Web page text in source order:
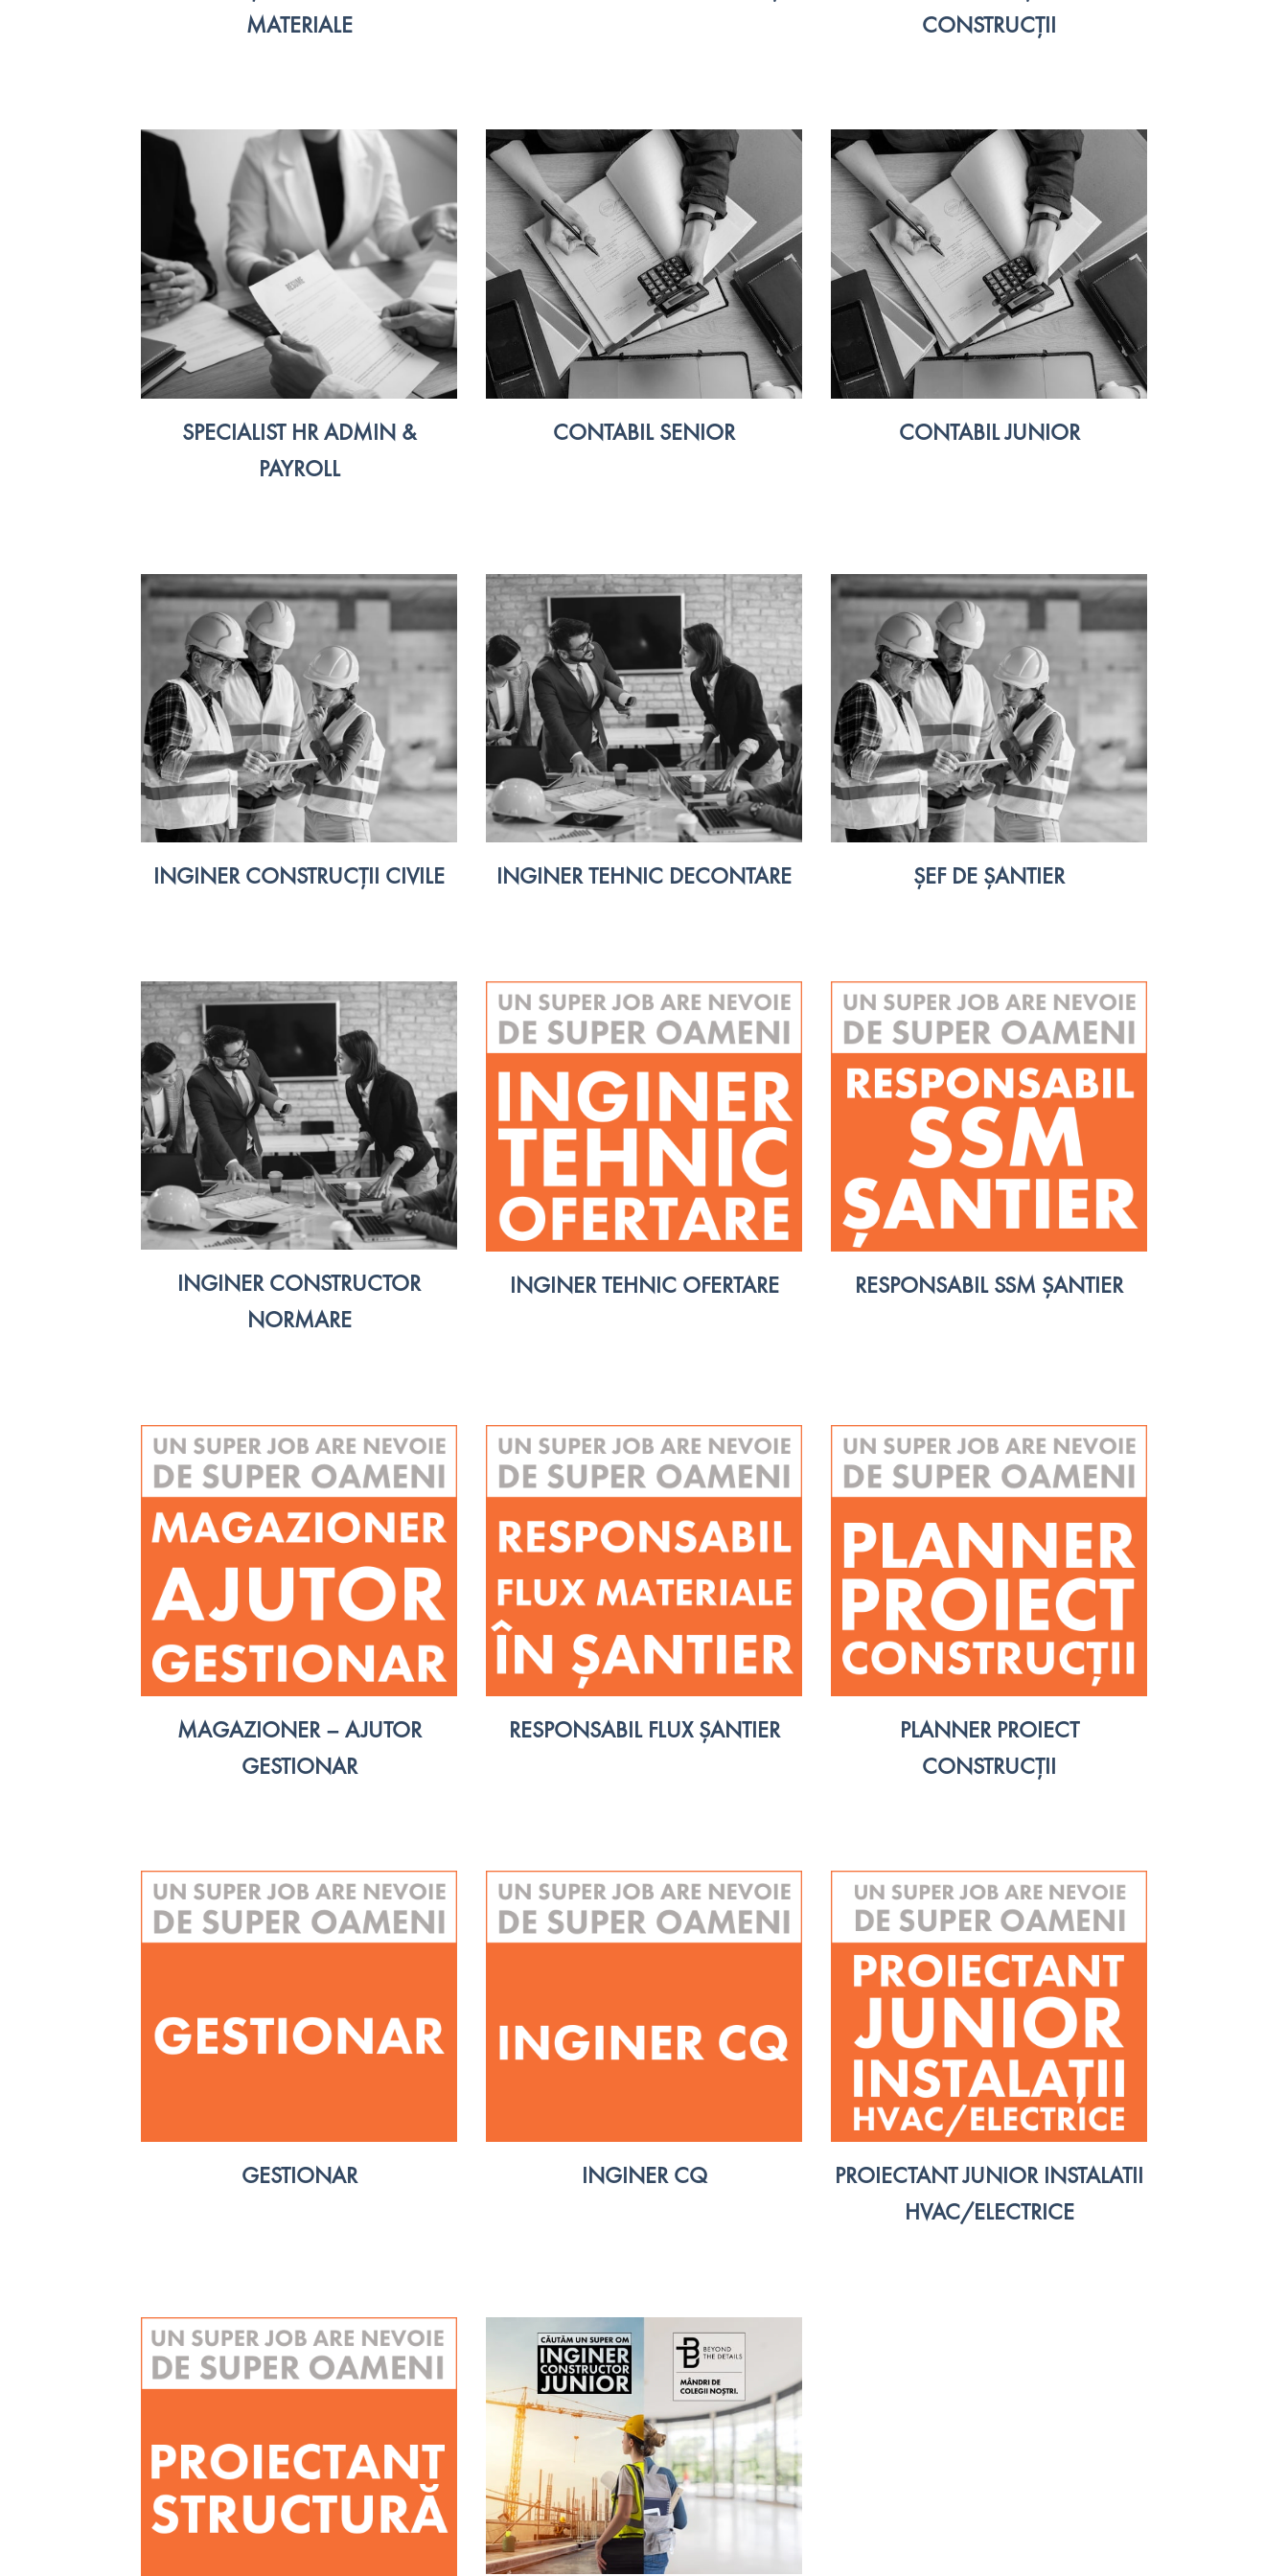
MATERIALE
CONSTRUCȚII
SPECIALIST HR ADMIN &
PAYROLL
CONTABIL SENIOR CONTABIL JUNIOR
INGINER CONSTRUCȚII CIVILE INGINER TEHNIC DECONTARE ȘEF DE ȘANTIER
INGINER CONSTRUCTOR
NORMARE
INGINER TEHNIC OFERTARE RESPONSABIL SSM ȘANTIER
MAGAZIONER – AJUTOR
GESTIONAR
RESPONSABIL FLUX ȘANTIER
PLANNER PROIECT
CONSTRUCȚII
GESTIONAR INGINER CQ
PROIECTANT JUNIOR INSTALATII
HVAC/ELECTRICE